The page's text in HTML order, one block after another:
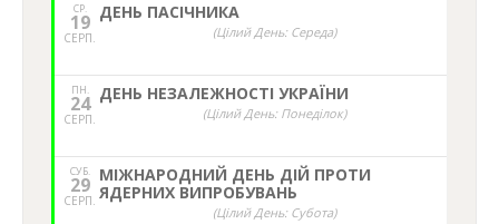
СР.
19
СЕРП.
ДЕНЬ ПАСІЧНИКА
(Цілий День: Середа)
ПН.
24
СЕРП.
ДЕНЬ НЕЗАЛЕЖНОСТІ УКРАЇНИ
(Цілий День: Понеділок)
СУБ.
29
СЕРП.
МІЖНАРОДНИЙ ДЕНЬ ДІЙ ПРОТИ
ЯДЕРНИХ ВИПРОБУВАНЬ
(Цілий День: Субота)